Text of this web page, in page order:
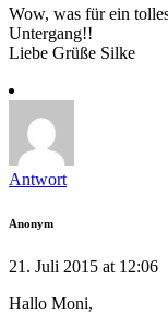
Wow, was für ein
Untergang!!
Liebe Grüße Silke
Antwort
Anonym
21. Juli 2015 at 12:06
Hallo Moni,